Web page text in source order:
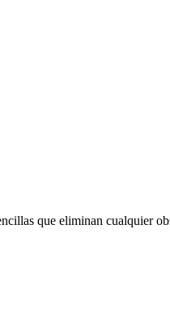
que eliminan cualquier